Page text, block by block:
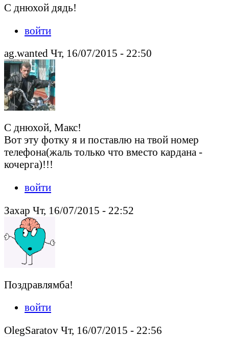
С днюхой дядь!
войти
ag.wanted Чт, 16/07/2015 - 22:50
С днюхой, Макс!
Вот эту фотку я и поставлю на твой номер
телефона(жаль только что вместо кардана -
кочерга)!!!
войти
Захар Чт, 16/07/2015 - 22:52
Поздравлямба!
войти
OlegSaratov Чт, 16/07/2015 - 22:56